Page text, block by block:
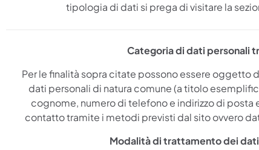
tipologia di dati si prega di visitare la
Categoria di dati personali
Per le finalità sopra citate possono essere oggetto
dati personali di natura comune (a titolo
cognome, numero di telefono e indirizzo di posta
contatto tramite i metodi previsti dal sito ovvero
Modalità di trattamento dei